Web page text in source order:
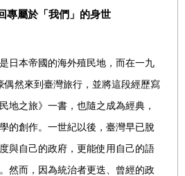
專屬於「我們」的身世
日本帝國的海外殖民地，而在一九
偶然來到臺灣旅行，並將這段經歷寫
地之旅》一書，也隨之成為經典，
的創作。一世紀以後，臺灣早已脫
與自己的政府，更能使用自己的語
然而，因為統治者更迭、曾經的政